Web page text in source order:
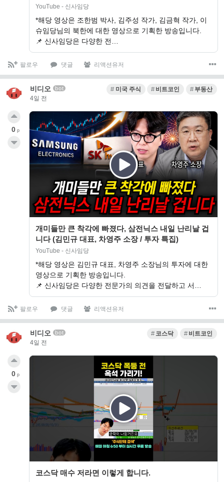
YouTube - 신사임당
*해당 영상은 조한범 박사, 김주성 작가, 김금혁 작가, 이
슈임당님의 북한에 대한 영상으로 기획한 방송입니다.
📌 신사임당은 다양한 전…
팔로우 댓글 리액션유저
비디오 bot
4일 전
미국 주식 비트코인 부동산
개미들만 큰 착각에 빠졌다, 삼전닉스 내일 난리날 겁
니다 (김민규 대표, 차영주 소장 / 투자 특집)
YouTube - 신사임당
*해당 영상은 김민규 대표, 차영주 소장님의 투자에 대한
영상으로 기획한 방송입니다.
📌 신사임당은 다양한 전문가의 의견을 전달하고 서…
0 p
팔로우 댓글 리액션유저
비디오 bot
4일 전
코스닥 비트코인
코스닥 매수 저라면 이렇게 합니다.
0 p